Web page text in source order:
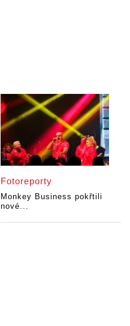
Fotoreporty
Monkey Business pokřtili
nové...